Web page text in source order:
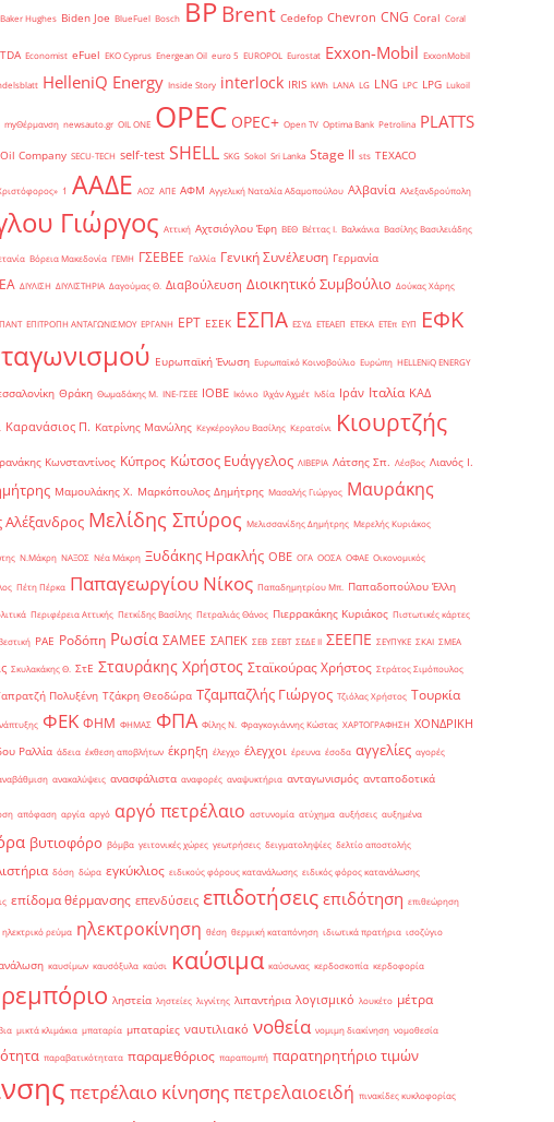
Baker Hughes Biden Joe BlueFuel Bosch BPBrent Cedefop Chevron CNG Coral Coral
Economist eFuel EKO Cyprus Energean Oil euro 5 EUROPOL Eurostat Exxon-Mobil ExxonMobil
HelleniQ Energy Inside Story interlock IRIS kWh LANA LG LNG LPC LPG Lukoil
myΘέρμανση newsauto.gr OIL ONE OPEC OPEC+ Open TV Optima Bank Petrolina PLATTS
Company SECU-TECH self-test SHELL SKG Sokol Sri Lanka Stage II sts TEXACO
΄1 ΑΑΔΕ ΑΟΖ ΑΠΕ ΑΦΜ Αγγελική Ναταλία Αδαμοπούλου Αλβανία Αλεξανδρούπολη
Γιώργος Αττική Αχτσιόγλου Έφη ΒΕΘ Βέττας Ι. Βαλκάνια Βασίλης Βασιλειάδης
Βόρεια Μακεδονία ΓΕΜΗ ΓΣΕΒΕΕ Γαλλία Γενική Συνέλευση Γερμανία
ΔΙΥΛΙΣΗ ΔΙΥΛΙΣΤΗΡΙΑ Δαγούμας Θ. Διαβούλευση Διοικητικό Συμβούλιο Δούκας Χάρης
ΕΠΙΤΡΟΠΗ ΑΝΤΑΓΩΝΙΣΜΟΥ ΕΡΓΑΝΗ ΕΡΤ ΕΣΕΚ ΕΣΠΑ ΕΣΥΔ ΕΤΕΑΕΠ ΕΤΕΚΑ ΕΤΕπ ΕΥΠ ΕΦΚ
Ευρωπαϊκή Ένωση Ευρωπαϊκό Κοινοβούλιο Ευρώπη ΗELLENiQ ENERGY
Θράκη Θωμαδάκης Μ. ΙΝΕ-ΓΣΕΕ ΙΟΒΕ Ικόνιο Ιλχάν Αχμέτ Ινδία Ιράν Ιταλία ΚΑΔ
Καρανάσιος Π. Κατρίνης Μανώλης Κεγκέρογλου Βασίλης Κερατσίνι
Κιουρτζής
Κωνσταντίνος Κύπρος Κώτσος Ευάγγελος ΛΙΒΕΡΙΑ Λάτσης Σπ. Λέσβος Λιανός Ι.
Μαμουλάκης Χ. Μαρκόπουλος Δημήτρης Μασαλής Γιώργος Μαυράκης
Αλέξανδρος Μελίδης Σπύρος Μελισσανίδης Δημήτρης Μερελής Κυριάκος
Ν.Μάκρη ΝΑΞΟΣ Νέα Μάκρη Ξυδάκης Ηρακλής ΟΒΕ ΟΓΑ ΟΟΣΑ ΟΦΑΕ Οικονομικός
Πέτη Πέρκα Παπαγεωργίου Νίκος Παπαδημητρίου Μπ. Παπαδοπούλου Έλλη
Περιφέρεια Αττικής Πετκίδης Βασίλης Πετραλιάς Θάνος Πιερρακάκης Κυριάκος Πιστωτικές κάρτες
ΡΑΕ Ροδόπη Ρωσία ΣΑΜΕΕ ΣΑΠΕΚ ΣΕΒ ΣΕΒΤ ΣΕΔΕ ΙΙ ΣΕΕΠΕ ΣΕΥΠΥΚΕ ΣΚΑΙ ΣΜΕΑ
Σκυλακάκης Θ. ΣτΕ Σταυράκης Χρήστος Σταϊκούρας Χρήστος Στράτος Σιμόπουλος
Πολυξένη Τζάκρη Θεοδώρα Τζαμπαζλής Γιώργος Τζιόλας Χρήστος Τουρκία
ΦΕΚ ΦΗΜ ΦΗΜΑΣ ΦΠΑ Φίλης Ν. Φραγκογιάννης Κώστας ΧΑΡΤΟΓΡΑΦΗΣΗ ΧΟΝΔΡΙΚΗ
Ραλλία άδεια έκθεση αποβλήτων έκρηξη έλεγχο έλεγχοι έρευνα έσοδα αγγελίες αγορές
ανακαλύψεις ανασφάλιστα αναφορές αναψυκτήρια ανταγωνισμός ανταποδοτικά
απόφαση αργία αργό αργό πετρέλαιο αστυνομία ατύχημα αυξήσεις αυξημένα
βυτιοφόρο βόμβα γειτονικές χώρες γεωτρήσεις δειγματοληψίες δελτίο αποστολής
δόση δώρα εγκύκλιος ειδικούς φόρους κατανάλωσης ειδικός φόρος κατανάλωσης
επίδομα θέρμανσης επενδύσεις επιδοτήσεις επιδότηση επιθεώρηση
ηλεκτρικό ρεύμα ηλεκτροκίνηση θέση θερμική καταπόνηση ιδιωτικά πρατήρια ισοζύγιο
καυσίμων καυσόξυλα καύσι καύσιμα καύσωνας κερδοσκοπία κερδοφορία
ληστεία ληστείες λιγνίτης λιπαντήρια λογισμικό λουκέτο μέτρα
μικτά κλιμάκια μπαταρία μπαταρίες ναυτιλιακό νοθεία νομιμη διακίνηση νομοθεσία
παραβατικότητατα παραμεθόριος παραπομπή παρατηρητήριο τιμών
πετρέλαιο κίνησηςπετρελαιοειδή πινακίδες κυκλοφορίας